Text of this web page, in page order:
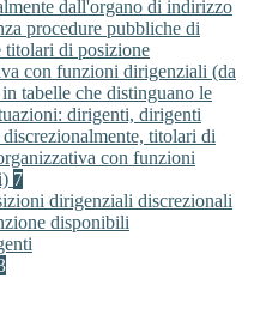
dall'organo di indirizzo
procedure pubbliche di
titolari di posizione
con funzioni dirigenziali (da
tabelle che distinguano le
dirigenti, dirigenti
titolari di
con funzioni
7
dirigenziali discrezionali
disponibili